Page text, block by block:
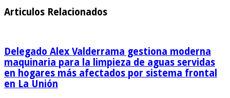
Articulos Relacionados
Delegado Alex Valderrama gestiona moderna
maquinaria para la limpieza de aguas servidas
en hogares más afectados por sistema frontal
en La Unión